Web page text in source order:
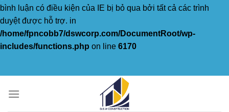
bình luận có điều kiện của IE bị bỏ qua bởi tất cả các trình
duyệt được hỗ trợ. in
/home/fpncobb7/dswcorp.com/DocumentRoot/wp-
includes/functions.php on line 6170